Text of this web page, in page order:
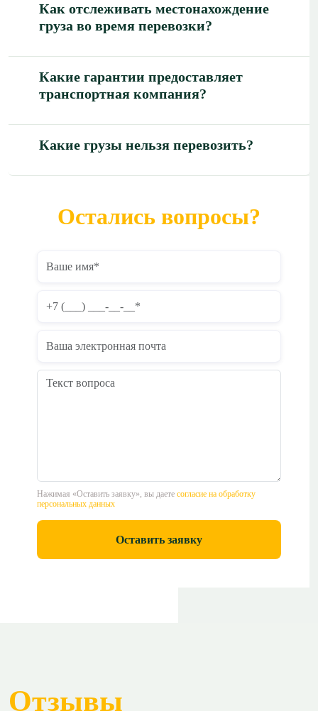
Как отслеживать местонахождение
груза во время перевозки?
Какие гарантии предоставляет
транспортная компания?
Какие грузы нельзя перевозить?
Остались вопросы?
Нажимая «Оставить заявку», вы даете согласие на обработку
персональных данных
Оставить заявку
Отзывы